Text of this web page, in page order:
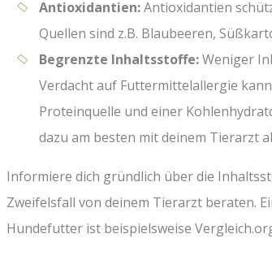
Antioxidantien:Antioxidantien
Quellen sind z.B. Blaubeeren,
Begrenzte Inhaltsstoffe:Weniger
Verdacht auf Futtermittelallergie
Proteinquelle und einer
dazu am besten mit deinem Tierarzt
Informiere dich gründlich über die
Zweifelsfall von deinem Tierarzt beraten.
Hundefutter ist beispielsweise